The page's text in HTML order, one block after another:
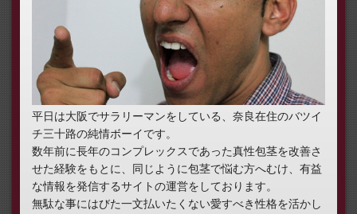
平日は大阪でサラリーマンをしている、奈良在住のバツイ
チ三十路の純情ボーイです。
数年前に長年のコンプレックスであった真性包茎を改善さ
せた経験をもとに、同じように包茎で悩む方へむけ、有益
な情報を発信するサイトの運営をしております。
無駄な事にはびた一文払いたくない愛すべき性格を活かし